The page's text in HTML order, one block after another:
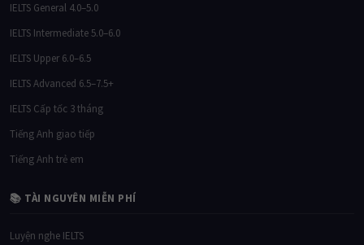
IELTS General 4.0–5.0
IELTS Intermediate 5.0–6.0
IELTS Upper 6.0–6.5
IELTS Advanced 6.5–7.5+
IELTS Cấp tốc 3 tháng
Tiếng Anh giao tiếp
Tiếng Anh trẻ em
📚 TÀI NGUYÊN MIỄN PHÍ
Luyện nghe IELTS